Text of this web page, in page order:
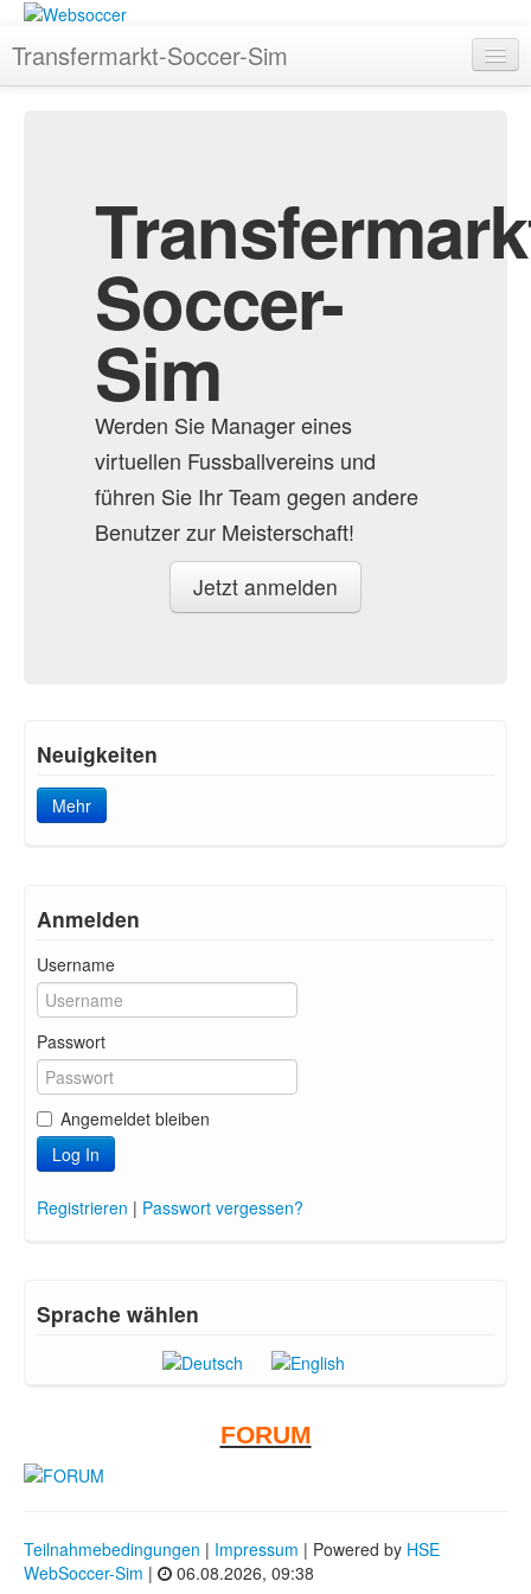
Transfermarkt-Soccer-Sim
Soccer-
Sim
Werden Sie Manager eines
virtuellen Fussballvereins und
führen Sie Ihr Team gegen andere
Benutzer zur Meisterschaft!
Jetzt anmelden
Neuigkeiten
Mehr
Anmelden
Username
Passwort
Angemeldet bleiben
Log In
Registrieren | Passwort vergessen?
Sprache wählen
FORUM
Teilnahmebedingungen | Impressum | Powered by HSE
WebSoccer-Sim | 06.08.2026, 09:38